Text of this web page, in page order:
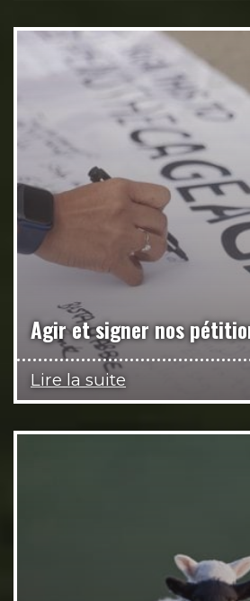
Agir et signer nos
Lire la suite